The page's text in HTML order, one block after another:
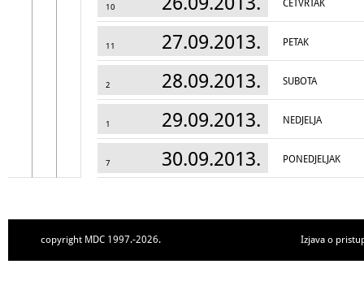
10 ČETVRTAK
11 27.09.2013. PETAK
2 28.09.2013. SUBOTA
1 29.09.2013. NEDJELJA
7 30.09.2013. PONEDJELJAK
copyright MDC 1997.-2026. Izjava o